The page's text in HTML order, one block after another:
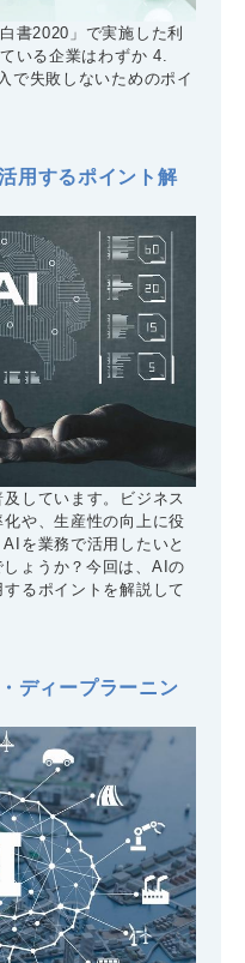
書2020」で実施した利
いる企業はわずか 4.
で失敗しないためのポイ
用するポイント解
しています。ビジネス
や、生産性の向上に役
を業務で活用したいと
ょうか？今回は、AIの
るポイントを解説して
ディープラーニン